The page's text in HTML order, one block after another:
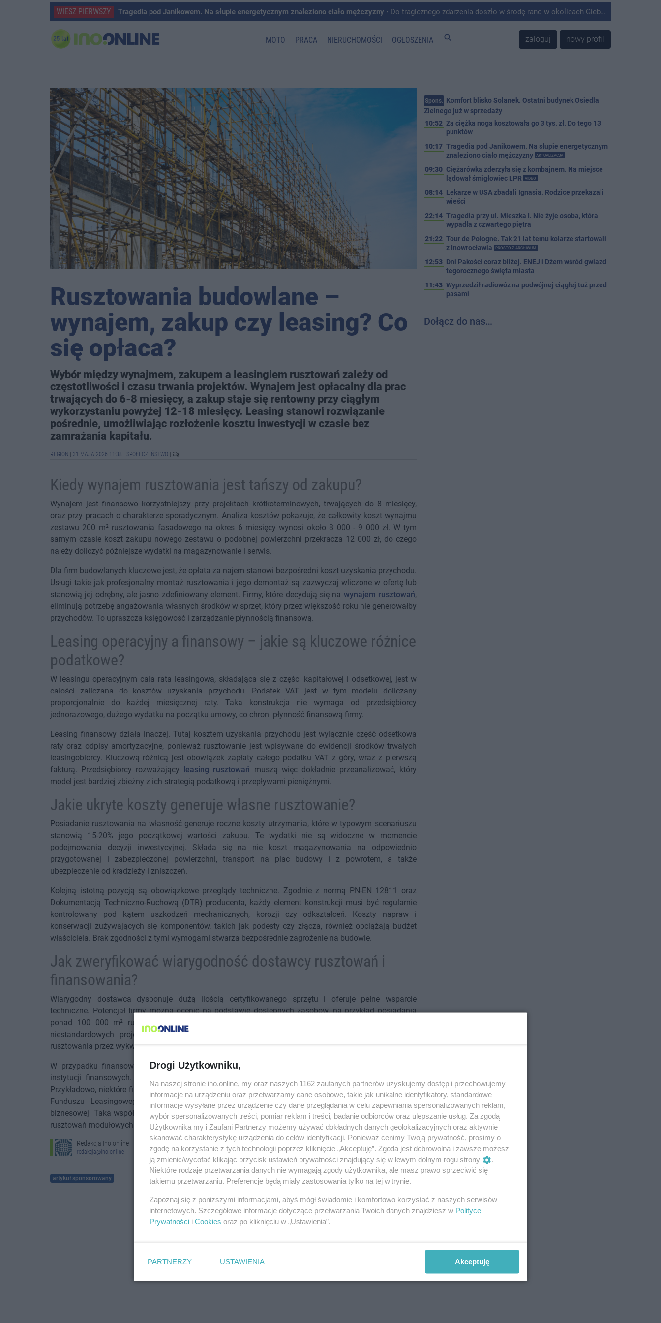
WIESZ PIERWSZY Tragedia pod Janikowem. Na słupie energetycznym znaleziono ciało mężczyzny • Do tragicznego zdarzenia doszło w środę rano w okolicach Giebni koło Janikowa. Wówczas na słupie energetycznym odnaleziono ciało mężczyzny.
MOTO PRACA NIERUCHOMOŚCI OGŁOSZENIA search zaloguj nowy profil
Rusztowania budowlane –
wynajem, zakup czy leasing? Co
się opłaca?
Wybór między wynajmem, zakupem a leasingiem rusztowań zależy od
częstotliwości i czasu trwania projektów. Wynajem jest opłacalny dla prac
trwających do 6-8 miesięcy, a zakup staje się rentowny przy ciągłym
wykorzystaniu powyżej 12-18 miesięcy. Leasing stanowi rozwiązanie
pośrednie, umożliwiając rozłożenie kosztu inwestycji w czasie bez
zamrażania kapitału.
REGION 31 MAJA 2026 11:38 SPOŁECZEŃSTWO
Kiedy wynajem rusztowania jest tańszy od zakupu?
Wynajem jest finansowo korzystniejszy przy projektach krótkoterminowych, trwających do 8 miesięcy,
oraz przy pracach o charakterze sporadycznym. Analiza kosztów pokazuje, że całkowity koszt wynajmu
zestawu 200 m² rusztowania fasadowego na okres 6 miesięcy wynosi około 8 000 - 9 000 zł. W tym
samym czasie koszt zakupu nowego zestawu o podobnej powierzchni przekracza 12 000 zł, do czego
należy doliczyć późniejsze wydatki na magazynowanie i serwis.
Dla firm budowlanych kluczowe jest, że opłata za najem stanowi bezpośredni koszt uzyskania przychodu.
Usługi takie jak profesjonalny montaż rusztowania i jego demontaż są zazwyczaj wliczone w ofertę lub
stanowią jej odrębny, ale jasno zdefiniowany element. Firmy, które decydują się na wynajem rusztowań,
eliminują potrzebę angażowania własnych środków w sprzęt, który przez większość roku nie generowałby
przychodów. To upraszcza księgowość i zarządzanie płynnością finansową.
Leasing operacyjny a finansowy – jakie są kluczowe różnice
podatkowe?
W leasingu operacyjnym cała rata leasingowa, składająca się z części kapitałowej i odsetkowej, jest w
całości zaliczana do kosztów uzyskania przychodu. Podatek VAT jest w tym modelu doliczany
proporcjonalnie do każdej miesięcznej raty. Taka konstrukcja nie wymaga od przedsiębiorcy
jednorazowego, dużego wydatku na początku umowy, co chroni płynność finansową firmy.
Leasing finansowy działa inaczej. Tutaj kosztem uzyskania przychodu jest wyłącznie część odsetkowa
raty oraz odpisy amortyzacyjne, ponieważ rusztowanie jest wpisywane do ewidencji środków trwałych
leasingobiorcy. Kluczową różnicą jest obowiązek zapłaty całego podatku VAT z góry, wraz z pierwszą
fakturą. Przedsiębiorcy rozważający leasing rusztowań muszą więc dokładnie przeanalizować, który
model jest bardziej zbieżny z ich strategią podatkową i przepływami pieniężnymi.
Jakie ukryte koszty generuje własne rusztowanie?
Posiadanie rusztowania na własność generuje roczne koszty utrzymania, które w typowym scenariuszu
stanowią 15-20% jego początkowej wartości zakupu. Te wydatki nie są widoczne w momencie
podejmowania decyzji inwestycyjnej. Składa się na nie koszt magazynowania na odpowiednio
przygotowanej i zabezpieczonej powierzchni, transport na plac budowy i z powrotem, a także
ubezpieczenie od kradzieży i zniszczeń.
Kolejną istotną pozycją są obowiązkowe przeglądy techniczne. Zgodnie z normą PN-EN 12811 oraz
Dokumentacją Techniczno-Ruchową (DTR) producenta, każdy element konstrukcji musi być regularnie
kontrolowany pod kątem uszkodzeń mechanicznych, korozji czy odkształceń. Koszty napraw i
konserwacji zużywających się komponentów, takich jak podesty czy złącza, również obciążają budżet
właściciela. Brak zgodności z tymi wymogami stwarza bezpośrednie zagrożenie na budowie.
Jak zweryfikować wiarygodność dostawcy rusztowań i
finansowania?
Wiarygodny dostawca dysponuje dużą ilością certyfikowanego sprzętu i oferuje pełne wsparcie
techniczne. Potencjał firmy można ocenić na podstawie dostępnych zasobów, na przykład posiadania
ponad 100 000 m² rusztowań systemu PLETTAC, co gwarantuje dostępność nawet przy dużych,
niestandardowych projektach. Istotna jest również możliwość wykonania dedykowanego projektu
rusztowania przez wykwalifikowaną kadrę inżynierską.
W przypadku finansowania kluczowe jest, czy firma jest autoryzowanym partnerem renomowanych
instytucji finansowych. Daje to pewność, że procedury są transparentne, a warunki umowy stabilne.
Przykładowo, niektóre firmy, jakJJG Rusztowania, figurują w bazie zaufanych dostawców Europejskiego
Funduszu Leasingowego S.A., co stanowi dla klienta zewnętrzną weryfikację ich wiarygodności
biznesowej. Taka współpraca często upraszcza i przyspiesza proces uzyskania finansowania na zakup
rusztowań modułowych czy fasadowych.
Redakcja Ino.online
redakcja@ino.online
artykuł sponsorowany
Spons. Komfort blisko Solanek. Ostatni budynek Osiedla
Zielnego już w sprzedaży
10:52 Za ciężka noga kosztowała go 3 tys. zł. Do tego 13
punktów
10:17 Tragedia pod Janikowem. Na słupie energetycznym
znaleziono ciało mężczyzny
AKTUALIZACJA
09:30 Ciężarówka zderzyła się z kombajnem. Na miejsce
lądował śmigłowiec LPR
VIDEO
08:14 Lekarze w USA zbadali Ignasia. Rodzice przekazali
wieści
22:14 Tragedia przy ul. Mieszka I. Nie żyje osoba, która
wypadła z czwartego piętra
21:22 Tour de Pologne. Tak 21 lat temu kolarze startowali
z Inowrocławia
PROSTO Z ARCHIWUM
12:53 Dni Pakości coraz bliżej. ENEJ i Dżem wśród gwiazd
tegorocznego święta miasta
11:43 Wyprzedził radiowóz na podwójnej ciągłej tuż przed
pasami
Dołącz do nas…
Drogi Użytkowniku,
Na naszej stronie ino.online, my oraz naszych 1162 zaufanych partnerów uzyskujemy dostęp i przechowujemy
informacje na urządzeniu oraz przetwarzamy dane osobowe, takie jak unikalne identyfikatory, standardowe
informacje wysyłane przez urządzenie czy dane przeglądania w celu zapewniania spersonalizowanych reklam,
wybór spersonalizowanych treści, pomiar reklam i treści, badanie odbiorców oraz ulepszanie usług. Za zgodą
Użytkownika my i Zaufani Partnerzy możemy używać dokładnych danych geolokalizacyjnych oraz aktywnie
skanować charakterystykę urządzenia do celów identyfikacji. Ponieważ cenimy Twoją prywatność, prosimy o
zgodę na korzystanie z tych technologii poprzez kliknięcie „Akceptuję”. Zgoda jest dobrowolna i zawsze możesz
ją zmienić/wycofać klikając przycisk ustawień prywatności znajdujący się w lewym dolnym rogu strony
.
Niektóre rodzaje przetwarzania danych nie wymagają zgody użytkownika, ale masz prawo sprzeciwić się
takiemu przetwarzaniu. Preferencje będą miały zastosowania tylko na tej witrynie.
Zapoznaj się z poniższymi informacjami, abyś mógł świadomie i komfortowo korzystać z naszych serwisów
internetowych. Szczegółowe informacje dotyczące przetwarzania Twoich danych znajdziesz w Polityce
Prywatności i Cookies oraz po kliknięciu w „Ustawienia”.
PARTNERZY USTAWIENIA Akceptuję